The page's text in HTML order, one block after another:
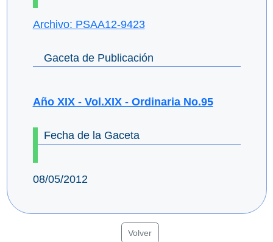
Archivo: PSAA12-9423
Gaceta de Publicación
Año XIX - Vol.XIX - Ordinaria No.95
Fecha de la Gaceta
08/05/2012
Volver